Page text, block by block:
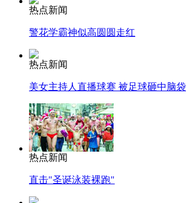
司机酒驾遇交警 急速倒车逃窜
热点新闻
警花学霸神似高圆圆走红
热点新闻
美女主持人直播球赛 被足球砸中脑袋
热点新闻
直击"圣诞泳装裸跑"